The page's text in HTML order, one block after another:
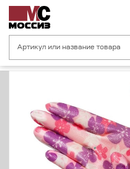
Главная страница